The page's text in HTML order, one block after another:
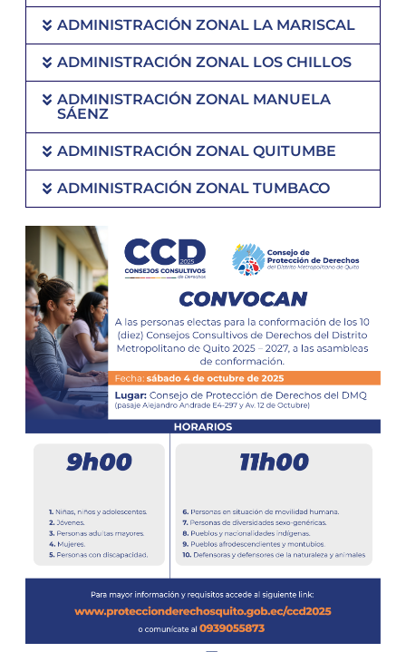
ADMINISTRACIÓN ZONAL LA MARISCAL
ADMINISTRACIÓN ZONAL LOS CHILLOS
ADMINISTRACIÓN ZONAL MANUELA
SÁENZ
ADMINISTRACIÓN ZONAL QUITUMBE
ADMINISTRACIÓN ZONAL TUMBACO